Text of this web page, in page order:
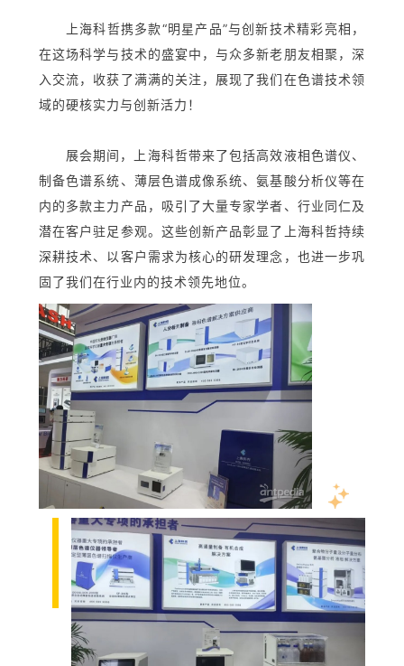
上海科哲携多款“明星产品”与创新技术精彩亮相，
在这场科学与技术的盛宴中，与众多新老朋友相聚，深
入交流，收获了满满的关注，展现了我们在色谱技术领
域的硬核实力与创新活力！
展会期间，上海科哲带来了包括高效液相色谱仪、
制备色谱系统、薄层色谱成像系统、氨基酸分析仪等在
内的多款主力产品，吸引了大量专家学者、行业同仁及
潜在客户驻足参观。这些创新产品彰显了上海科哲持续
深耕技术、以客户需求为核心的研发理念，也进一步巩
固了我们在行业内的技术领先地位。